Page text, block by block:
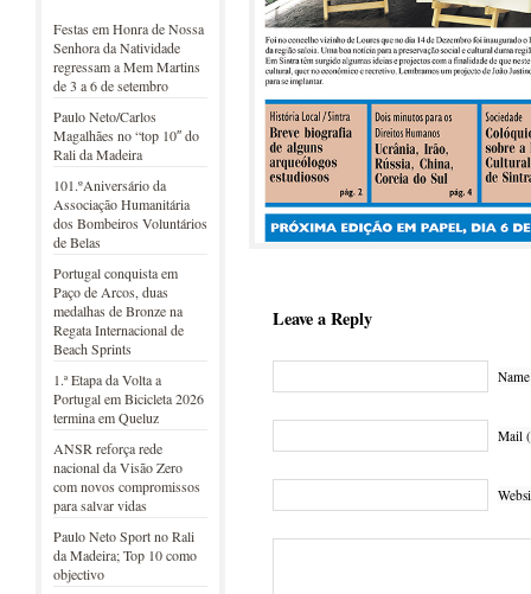
Festas em Honra de Nossa
Senhora da Natividade
regressam a Mem Martins
de 3 a 6 de setembro
Paulo Neto/Carlos
Magalhães no “top 10″ do
Rali da Madeira
101.ºAniversário da
Associação Humanitária
dos Bombeiros Voluntários
de Belas
Portugal conquista em
Paço de Arcos, duas
medalhas de Bronze na
Regata Internacional de
Beach Sprints
1.ª Etapa da Volta a
Portugal em Bicicleta 2026
termina em Queluz
ANSR reforça rede
nacional da Visão Zero
com novos compromissos
para salvar vidas
Paulo Neto Sport no Rali
da Madeira; Top 10 como
objectivo
Leave a Reply
Mail